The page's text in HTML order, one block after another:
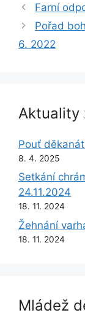
Farní
Pořad
6. 2022
Aktuality
Pouť
8. 4. 2025
Setkání
24.11.2024
18. 11. 2024
Žehnání
18. 11. 2024
Mládež